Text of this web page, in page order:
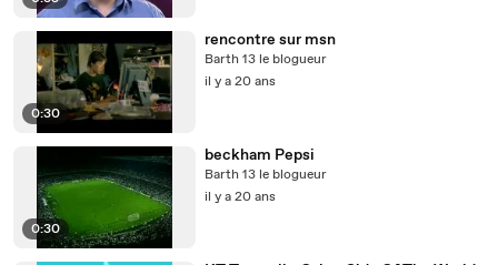
0:30
rencontre sur msn
Barth 13 le blogueur
il y a 20 ans
0:30
beckham Pepsi
Barth 13 le blogueur
il y a 20 ans